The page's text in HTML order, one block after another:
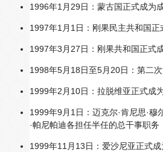
1996年1月29日：蒙古国正式成为成
1997年1月1日：刚果民主共和国正
1997年3月27日：刚果共和国正式
1998年5月18日至5月20日：第二
1999年2月10日：拉脱维亚正式成为
1999年9月1日：迈克尔·肯尼思·
·帕尼帕迪各担任半任的总干事职务
1999年11月13日：爱沙尼亚正式成